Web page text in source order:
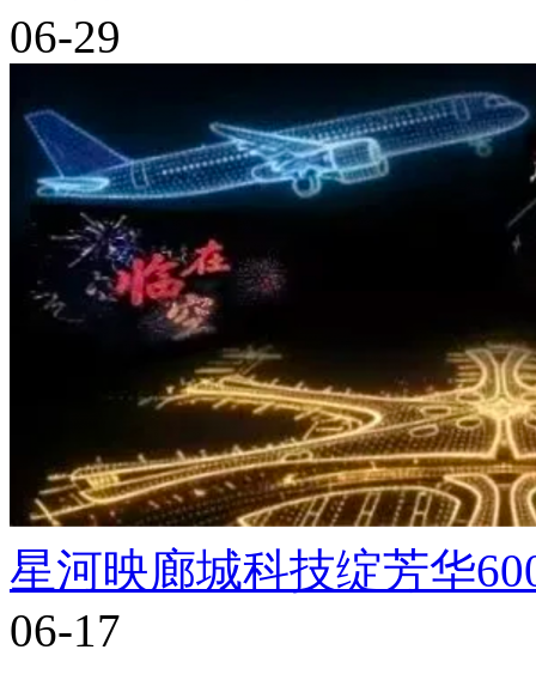
06-29
星河映廊城科技绽芳华
06-17